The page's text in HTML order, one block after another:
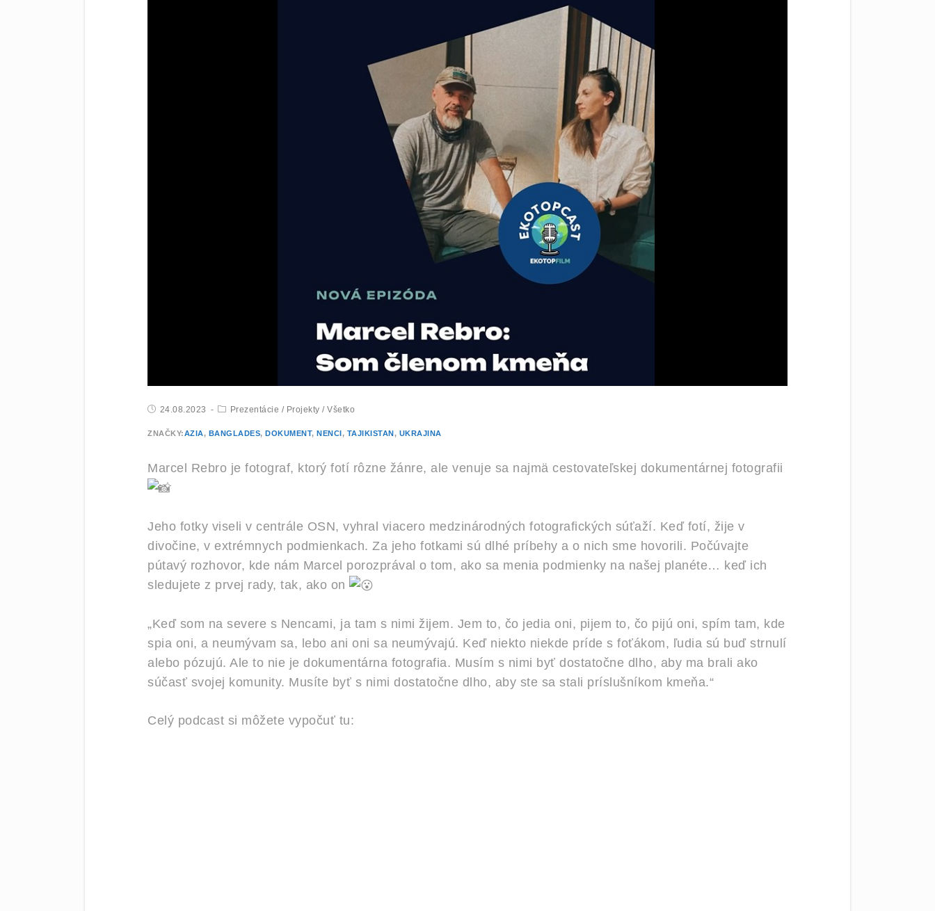
24.08.2023 Prezentácie / Projekty / Všetko
ZNAČKY:AZIA, BANGLADES, DOKUMENT, NENCI, TAJIKISTAN, UKRAJINA
Marcel Rebro je fotograf, ktorý fotí rôzne žánre, ale venuje sa najmä cestovateľskej dokumentárnej fotografii
Jeho fotky viseli v centrále OSN, vyhral viacero medzinárodných fotografických súťaží. Keď fotí, žije v
divočine, v extrémnych podmienkach. Za jeho fotkami sú dlhé príbehy a o nich sme hovorili. Počúvajte
pútavý rozhovor, kde nám Marcel porozprával o tom, ako sa menia podmienky na našej planéte… keď ich
sledujete z prvej rady, tak, ako on
„Keď som na severe s Nencami, ja tam s nimi žijem. Jem to, čo jedia oni, pijem to, čo pijú oni, spím tam, kde
spia oni, a neumývam sa, lebo ani oni sa neumývajú. Keď niekto niekde príde s foťákom, ľudia sú buď strnulí
alebo pózujú. Ale to nie je dokumentárna fotografia. Musím s nimi byť dostatočne dlho, aby ma brali ako
súčasť svojej komunity. Musíte byť s nimi dostatočne dlho, aby ste sa stali príslušníkom kmeňa.“
Celý podcast si môžete vypočuť tu: